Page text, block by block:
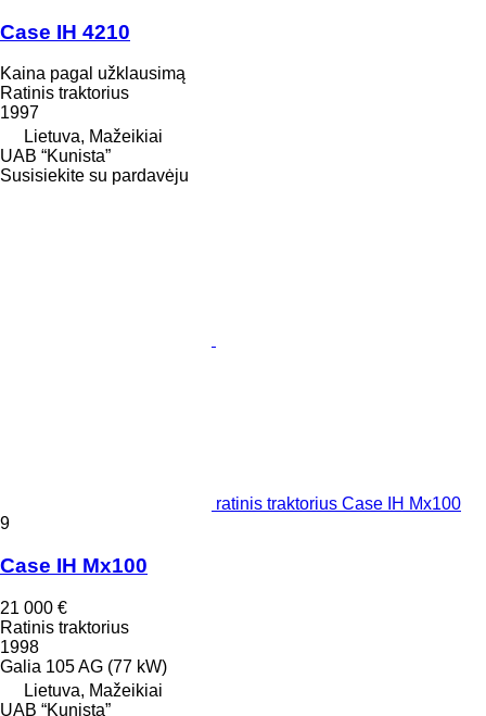
Case IH 4210
Kaina pagal užklausimą
Ratinis traktorius
1997
Lietuva, Mažeikiai
UAB “Kunista”
Susisiekite su pardavėju
ratinis traktorius Case IH Mx100
9
Case IH Mx100
21 000 €
Ratinis traktorius
1998
Galia 105 AG (77 kW)
Lietuva, Mažeikiai
UAB “Kunista”